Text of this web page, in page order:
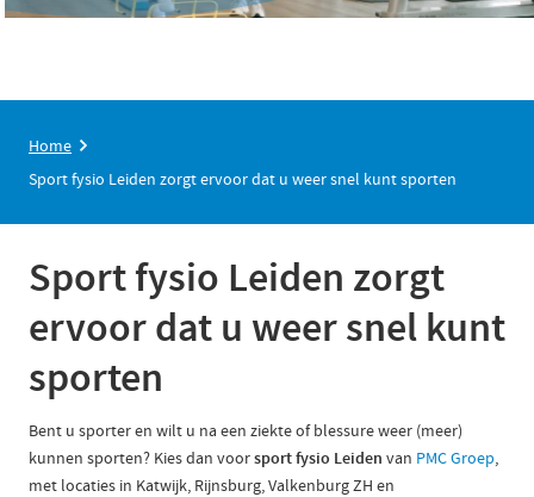
Home
Sport fysio Leiden zorgt ervoor dat u weer snel kunt sporten
Sport fysio Leiden zorgt
ervoor dat u weer snel kunt
sporten
Bent u sporter en wilt u na een ziekte of blessure weer (meer)
kunnen sporten? Kies dan voorsport fysio Leiden van PMC Groep,
met locaties in Katwijk, Rijnsburg, Valkenburg ZH en